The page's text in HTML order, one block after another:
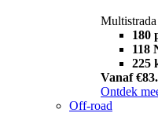
180
118
225
Vanaf
Ontdek
Off-road